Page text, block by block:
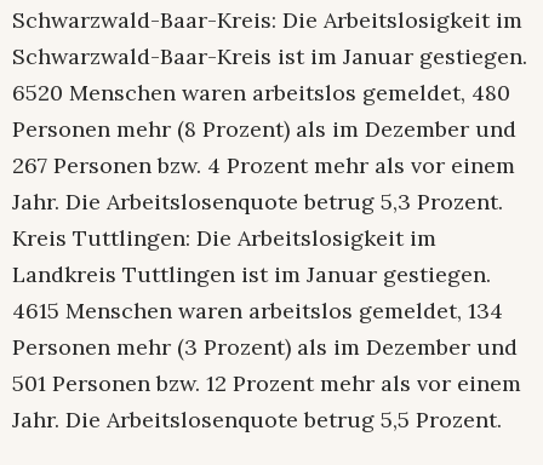
Schwarzwald-Baar-Kreis: Die Arbeitslosigkeit im
Schwarzwald-Baar-Kreis ist im Januar gestiegen.
6520 Menschen waren arbeitslos gemeldet, 480
Personen mehr (8 Prozent) als im Dezember und
267 Personen bzw. 4 Prozent mehr als vor einem
Jahr. Die Arbeitslosenquote betrug 5,3 Prozent.
Kreis Tuttlingen: Die Arbeitslosigkeit im
Landkreis Tuttlingen ist im Januar gestiegen.
4615 Menschen waren arbeitslos gemeldet, 134
Personen mehr (3 Prozent) als im Dezember und
501 Personen bzw. 12 Prozent mehr als vor einem
Jahr. Die Arbeitslosenquote betrug 5,5 Prozent.